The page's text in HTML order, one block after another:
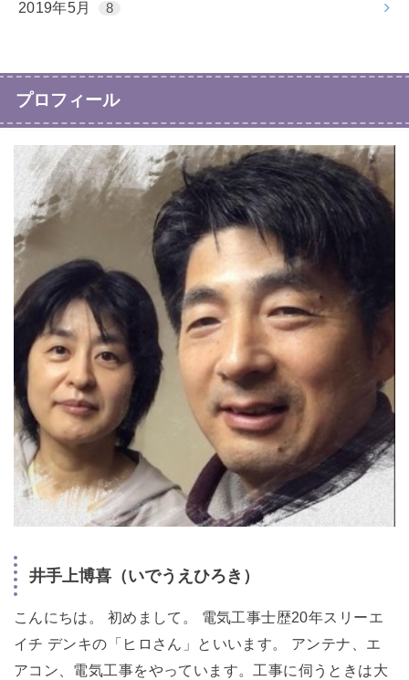
2019年5月 8
プロフィール
井手上博喜（いでうえひろき）
こんにちは。 初めまして。 電気工事士歴20年スリーエ
イチ デンキの「ヒロさん」といいます。 アンテナ、エ
アコン、電気工事をやっています。工事に伺うときは大